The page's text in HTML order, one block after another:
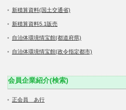
新積算資料(国土交通省)
新積算資料5.1販売
自治体環境情宝館(都道府県)
自治体環境情宝館(政令指定都市)
会員企業紹介(検索)
正会員 あ行